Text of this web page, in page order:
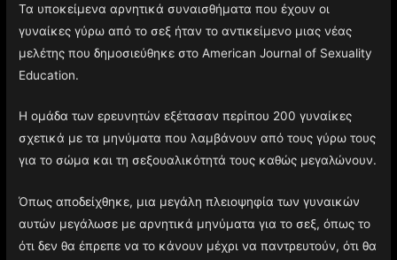
Τα υποκείμενα αρνητικά συναισθήματα που έχουν οι
γυναίκες γύρω από το σεξ ήταν το αντικείμενο μιας νέας
μελέτης που δημοσιεύθηκε στο American Journal of Sexuality
Education.
Η ομάδα των ερευνητών εξέτασαν περίπου 200 γυναίκες
σχετικά με τα μηνύματα που λαμβάνουν από τους γύρω τους
για το σώμα και τη σεξουαλικότητά τους καθώς μεγαλώνουν.
Όπως αποδείχθηκε, μια μεγάλη πλειοψηφία των γυναικών
αυτών μεγάλωσε με αρνητικά μηνύματα για το σεξ, όπως το
ότι δεν θα έπρεπε να το κάνουν μέχρι να παντρευτούν, ότι θα